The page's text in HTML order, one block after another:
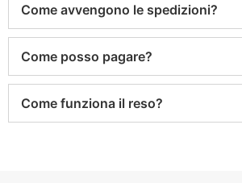
Come avvengono le spedizioni?
Come posso pagare?
Come funziona il reso?